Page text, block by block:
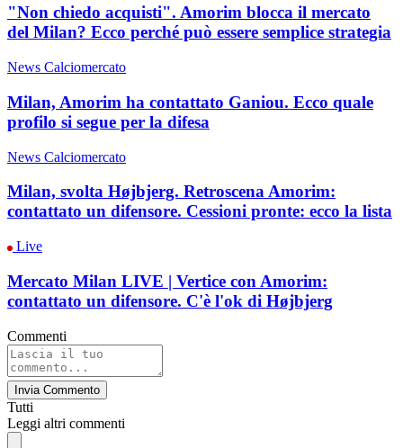
"Non chiedo acquisti". Amorim blocca il mercato
del Milan? Ecco perché può essere semplice strategia
News Calciomercato
Milan, Amorim ha contattato Ganiou. Ecco quale
profilo si segue per la difesa
News Calciomercato
Milan, svolta Højbjerg. Retroscena Amorim:
contattato un difensore. Cessioni pronte: ecco la lista
Live
Mercato Milan LIVE | Vertice con Amorim:
contattato un difensore. C'è l'ok di Højbjerg
Commenti
Invia Commento
Tutti
Leggi altri commenti